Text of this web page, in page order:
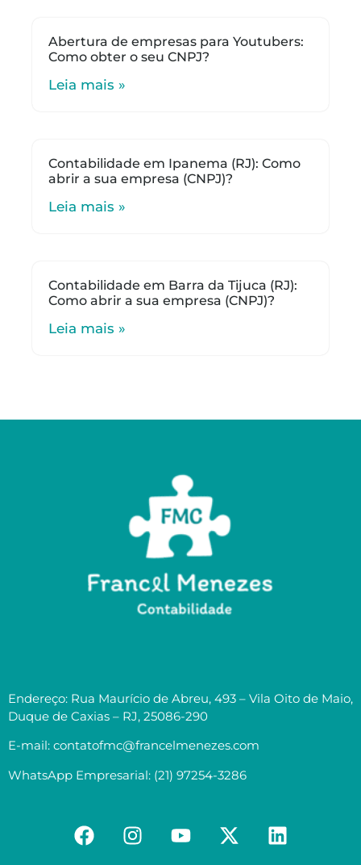
Abertura de empresas para Youtubers:
Como obter o seu CNPJ?
Leia mais »
Contabilidade em Ipanema (RJ): Como
abrir a sua empresa (CNPJ)?
Leia mais »
Contabilidade em Barra da Tijuca (RJ):
Como abrir a sua empresa (CNPJ)?
Leia mais »
Endereço: Rua Maurício de Abreu, 493 – Vila Oito de Maio,
Duque de Caxias – RJ, 25086-290
E-mail: contatofmc@francelmenezes.com
WhatsApp Empresarial: (21) 97254-3286